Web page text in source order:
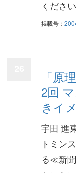
ください
掲載号：
「原
2回
きイ
宇田 進
トミン
る≪新